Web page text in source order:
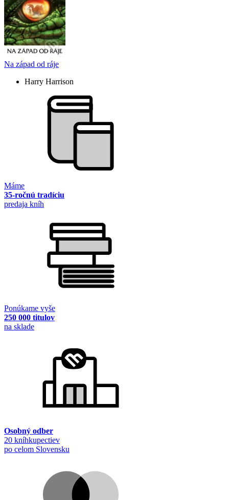
Na západ od ráje
Harry Harrison
Máme
35-ročnú tradíciu
predaja kníh
Ponúkame vyše
250 000 titulov
na sklade
Osobný odber
20 kníhkupectiev
po celom Slovensku